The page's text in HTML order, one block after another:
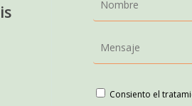
Consiento el